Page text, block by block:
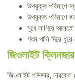
উপযুক্ত পরিমাণে
উপযুক্ত পরিমাণে
মুখে লাগিয়ে
গরম পানি দিয়ে
জিওলাইট
জিওলাইট পাউডার,